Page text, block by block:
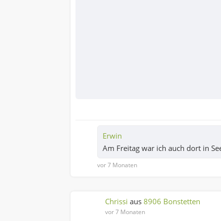
Erwin
Am Freitag war ich auch dort in
vor 7 Monaten
Chrissi aus 8906 Bonstetten
vor 7 Monaten